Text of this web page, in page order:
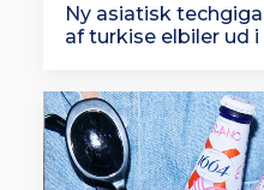
Ny asiatisk
af turkise elbiler ud